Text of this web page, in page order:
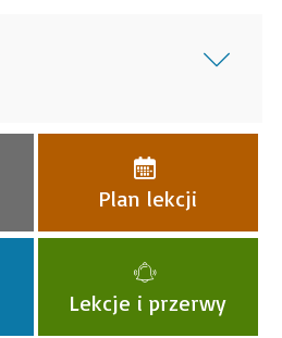
Plan lekcji
Lekcje i przerwy